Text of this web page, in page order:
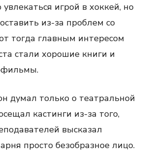
увлекаться игрой в хоккей, но
из-за проблем со
тогда главным интересом
стали хорошие книги и
думал только о театральной
кастинги из-за того,
высказал
просто безобразное лицо.